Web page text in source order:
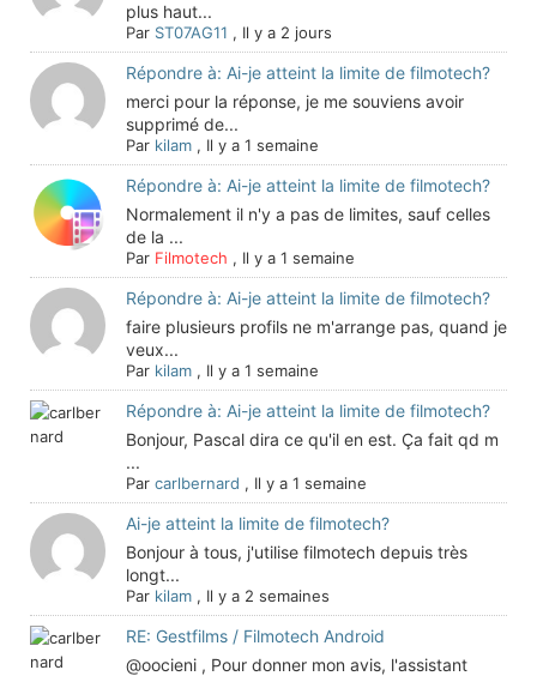
plus haut...
Par ST07AG11 , Il y a 2 jours
Répondre à: Ai-je atteint la limite de filmotech?
merci pour la réponse, je me souviens avoir
supprimé de...
Par kilam, Il y a 1 semaine
Répondre à: Ai-je atteint la limite de filmotech?
Normalement il n'y a pas de limites, sauf celles
de la ...
Par Filmotech , Il y a 1 semaine
Répondre à: Ai-je atteint la limite de filmotech?
faire plusieurs profils ne m'arrange pas, quand je
veux...
Par kilam, Il y a 1 semaine
Répondre à: Ai-je atteint la limite de filmotech?
Bonjour, Pascal dira ce qu'il en est. Ça fait qd m
...
Par carlbernard , Il y a 1 semaine
Ai-je atteint la limite de filmotech?
Bonjour à tous, j'utilise filmotech depuis très
longt...
Par kilam, Il y a 2 semaines
RE: Gestfilms / Filmotech Android
@oocieni , Pour donner mon avis, l'assistant